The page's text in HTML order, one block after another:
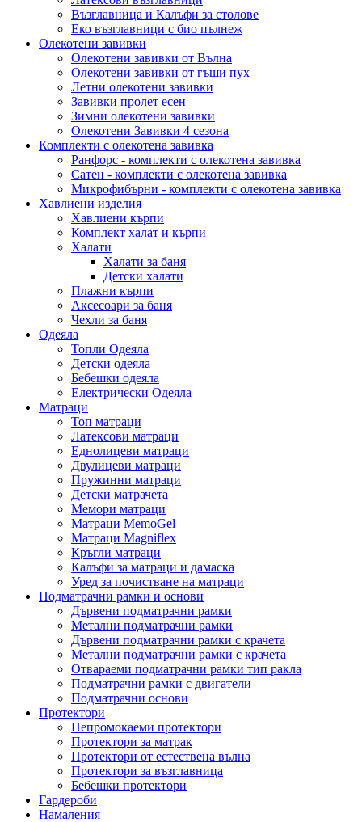
Възглавница и Калъфи за столове
Еко възглавници с био пълнеж
Олекотени завивки
Олекотени завивки от Вълна
Олекотени завивки от гъши пух
Летни олекотени завивки
Завивки пролет есен
Зимни олекотени завивки
Олекотени Завивки 4 сезона
Комплекти с олекотена завивка
Ранфорс - комплекти с олекотена завивка
Сатен - комплекти с олекотена завивка
Микрофибърни - комплекти с олекотена завивка
Хавлиени изделия
Хавлиени кърпи
Комплект халат и кърпи
Халати
Халати за баня
Детски халати
Плажни кърпи
Аксесоари за баня
Чехли за баня
Одеяла
Топли Одеяла
Детски одеяла
Бебешки одеяла
Електрически Одеяла
Матраци
Топ матраци
Латексови матраци
Еднолицеви матраци
Двулицеви матраци
Пружинни матраци
Детски матрачета
Мемори матраци
Mатраци MemoGel
Матраци Мagniflex
Кръгли матраци
Калъфи за матраци и дамаска
Уред за почистване на матраци
Подматрачни рамки и основи
Дървени подматрачни рамки
Метални подматрачни рамки
Дървени подматрачни рамки с крачета
Метални подматрачни рамки с крачета
Отвараеми подматрачни рамки тип ракла
Подматрачни рамки с двигатели
Подматрачни основи
Протектори
Непромокаеми протектори
Протектори за матрак
Протектори от естествена вълна
Протектори за възглавница
Бебешки протектори
Гардероби
Намаления